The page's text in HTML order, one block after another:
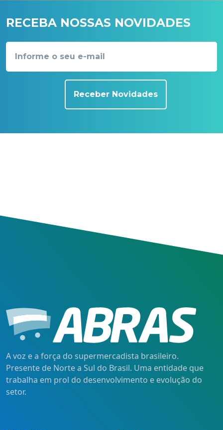
RECEBA NOSSAS NOVIDADES
Receber Novidades
A voz e a força do supermercadista brasileiro.
Presente de Norte a Sul do Brasil. Uma entidade que
trabalha em prol do desenvolvimento e evolução do
setor.